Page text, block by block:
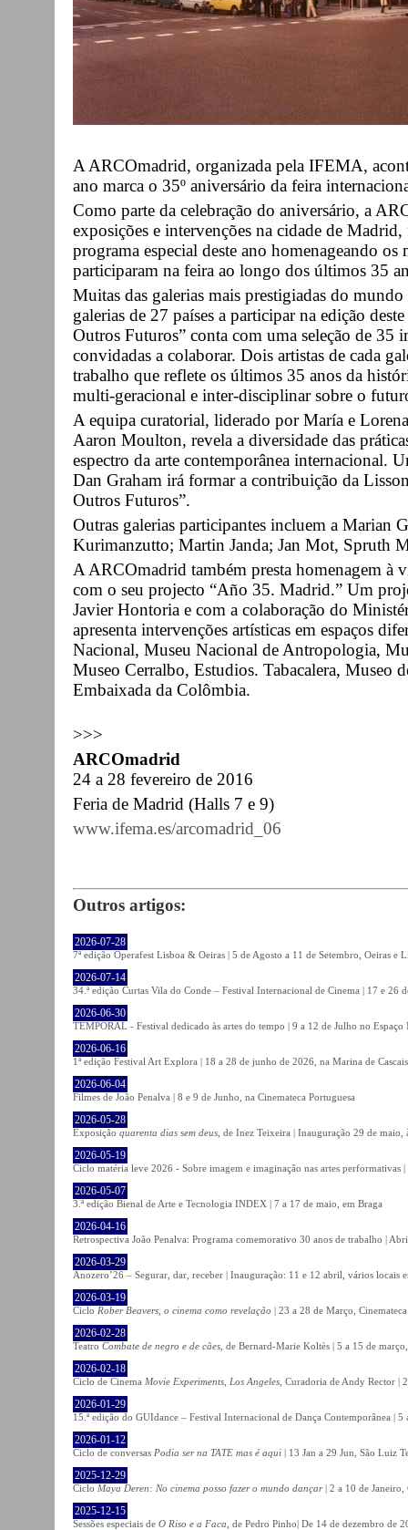
A ARCOmadrid, organizada pela IFEMA,
ano marca o 35º aniversário da feira
Como parte da celebração do aniversário, a
exposições e intervenções na cidade de
programa especial deste ano homenageando os
participaram na feira ao longo dos últimos 35
Muitas das galerias mais prestigiadas do
galerias de 27 países a participar na edição
Outros Futuros” conta com uma seleção de 35
convidadas a colaborar. Dois artistas de cada
trabalho que reflete os últimos 35 anos da
multi-geracional e inter-disciplinar sobre o
A equipa curatorial, liderado por María e
Aaron Moulton, revela a diversidade das
espectro da arte contemporânea internacional.
Dan Graham irá formar a contribuição da
Outros Futuros”.
Outras galerias participantes incluem a Marian
Kurimanzutto; Martin Janda; Jan Mot, Spruth
A ARCOmadrid também presta homenagem à
com o seu projecto “Año 35. Madrid.” Um
Javier Hontoria e com a colaboração do
apresenta intervenções artísticas em espaços
Nacional, Museu Nacional de Antropologia,
Museo Cerralbo, Estudios. Tabacalera, Museo
Embaixada da Colômbia.
>>>
ARCOmadrid
24 a 28 fevereiro de 2016
Feria de Madrid (Halls 7 e 9)
www.ifema.es/arcomadrid_06
Outros artigos:
2026-07-28
7ª edição Operafest Lisboa & Oeiras | 5 de Agosto a 11 de Setembro, Oeiras e
2026-07-14
34.ª edição Curtas Vila do Conde – Festival Internacional de Cinema | 17 e 26
2026-06-30
TEMPORAL - Festival dedicado às artes do tempo | 9 a 12 de Julho no
2026-06-16
1ª edição Festival Art Explora | 18 a 28 de junho de 2026, na Marina de Cascais
2026-06-04
Filmes de João Penalva | 8 e 9 de Junho, na Cinemateca Portuguesa
2026-05-28
Exposição quarenta dias sem deus , de Inez Teixeira | Inauguração 29 de
2026-05-19
Ciclo matéria leve 2026 - Sobre imagem e imaginação nas artes
2026-05-07
3.ª edição Bienal de Arte e Tecnologia INDEX | 7 a 17 de maio, em Braga
2026-04-16
Retrospectiva João Penalva: Programa comemorativo 30 anos de trabalho |
2026-03-29
Anozero’26 – Segurar, dar, receber | Inauguração: 11 e 12 abril, vários locais
2026-03-19
Ciclo Rober Beavers, o cinema como revelação | 23 a 28 de Março,
2026-02-28
Teatro Combate de negro e de cães , de Bernard-Marie Koltès | 5 a 15 de
2026-02-18
Ciclo de Cinema Movie Experiments, Los Angeles , Curadoria de Andy Rector
2026-01-29
15.ª edição do GUIdance – Festival Internacional de Dança Contemporânea |
2026-01-12
Ciclo de conversas Podia ser na TATE mas é aqui | 13 Jan a 29 Jun, São Luiz
2025-12-29
Ciclo Maya Deren: No cinema posso fazer o mundo dançar| 2 a 10 de Janeiro,
2025-12-15
Sessões especiais de O Riso e a Faca , de Pedro Pinho| De 14 de dezembro de